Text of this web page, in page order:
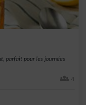
parfait pour les journées
4